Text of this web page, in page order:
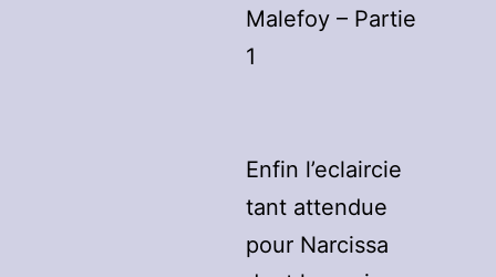
Malefoy – Partie
1
Enfin l’eclaircie
tant attendue
pour Narcissa